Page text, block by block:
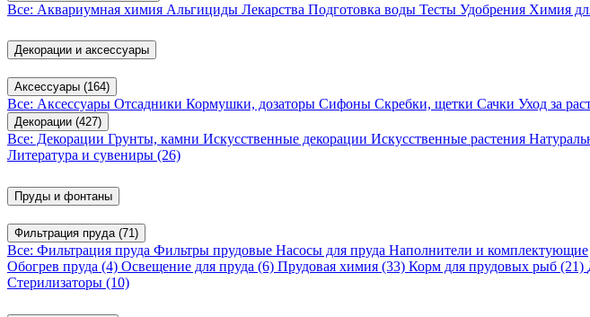
Все: Аквариумная химия Альгициды Лекарства Подготовка воды Тесты Удобрения Химия
Декорации и аксессуары
Аксессуары (164)
Все: Аксессуары Отсадники Кормушки, дозаторы Сифоны Скребки, щетки Сачки Уход за
Декорации (427)
Все: Декорации Грунты, камни Искусственные декорации Искусственные растения
Литература и сувениры (26)
Пруды и фонтаны
Фильтрация пруда (71)
Все: Фильтрация пруда Фильтры прудовые Насосы для пруда Наполнители и комплектующие
Обогрев пруда (4) Освещение для пруда (6) Прудовая химия (33) Корм для прудовых рыб (21)
Стерилизаторы (10)